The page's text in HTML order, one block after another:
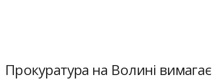
Прокуратура на Волині вимагає